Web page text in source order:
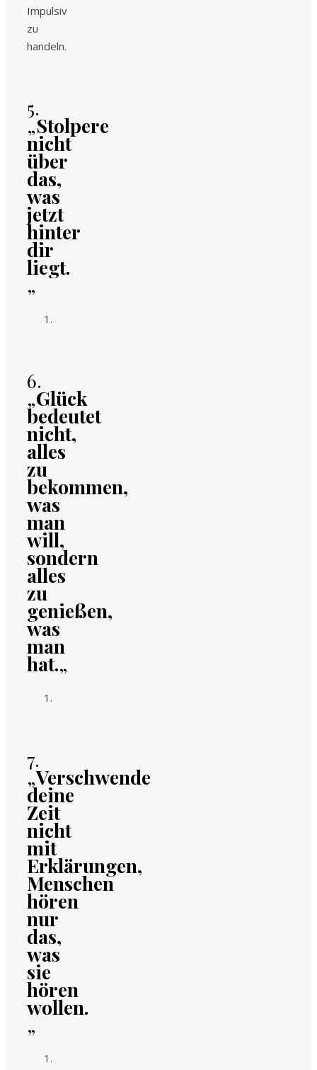
Impulsiv
zu
handeln.
5.
„Stolpere
nicht
über
das,
was
jetzt
hinter
dir
liegt.
„
6.
„Glück
bedeutet
nicht,
alles
zu
bekommen,
was
man
will,
sondern
alles
zu
genießen,
was
man
hat.„
7.
„Verschwende
deine
Zeit
nicht
mit
Erklärungen,
Menschen
hören
nur
das,
was
sie
hören
wollen.
„